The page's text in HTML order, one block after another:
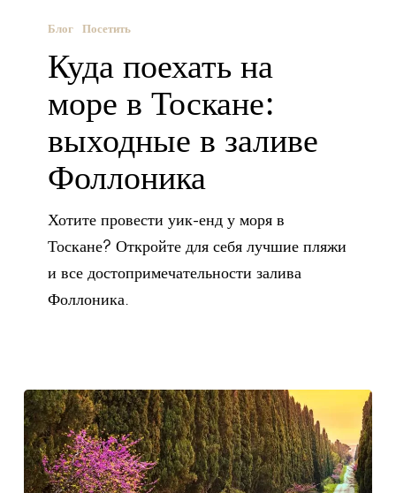
Блог Посетить
Куда поехать на
море в Тоскане:
выходные в заливе
Фоллоника
Хотите провести уик-енд у моря в
Тоскане? Откройте для себя лучшие пляжи
и все достопримечательности залива
Фоллоника.